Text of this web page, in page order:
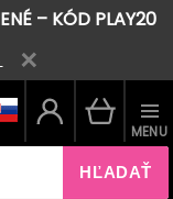
– KÓD PLAY20
HĽADAŤ
MENU